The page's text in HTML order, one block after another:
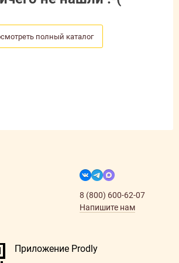
полный каталог
8 (800) 600-62-07
Напишите нам
Приложение Prodly